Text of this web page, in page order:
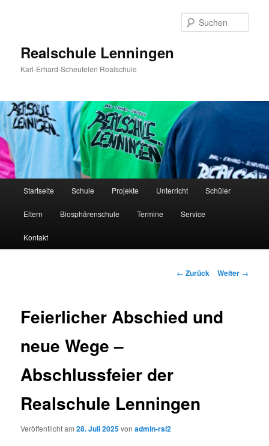
Realschule Lenningen
Karl-Erhard-Scheufelen Realschule
Startseite Schule Projekte Unterricht Schüler
Eltern Biosphärenschule Termine Service
Kontakt
Beitrags-
← Zurück Weiter →
Feierlicher Abschied und
neue Wege –
Abschlussfeier der
Realschule Lenningen
Veröffentlicht am28. Juli 2025vonadmin-rsl2